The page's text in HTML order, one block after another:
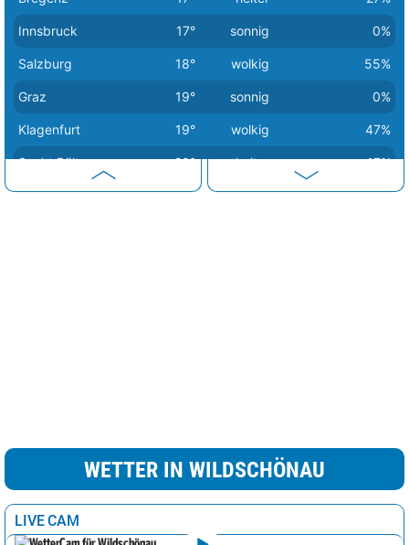
Innsbruck 17° sonnig 0%
Salzburg 18° wolkig 55%
Graz 19° sonnig 0%
Klagenfurt 19° wolkig 47%
Sankt Pölten 20° heiter 17%
Eisenstadt 22° heiter 29%
WETTER IN WILDSCHÖNAU
LIVE CAM